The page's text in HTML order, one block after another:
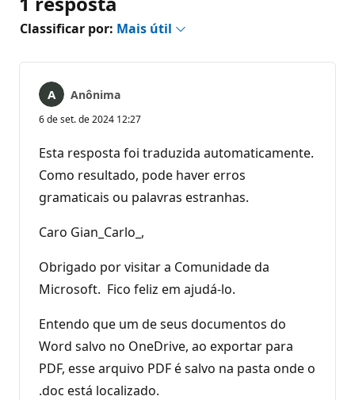
Classificar por: Mais útil
Anônima
6 de set. de 2024 12:27
Esta resposta foi traduzida automaticamente.
Como resultado, pode haver erros
gramaticais ou palavras estranhas.
Caro Gian_Carlo_,
Obrigado por visitar a Comunidade da
Microsoft. Fico feliz em ajudá-lo.
Entendo que um de seus documentos do
Word salvo no OneDrive, ao exportar para
PDF, esse arquivo PDF é salvo na pasta onde o
.doc está localizado.